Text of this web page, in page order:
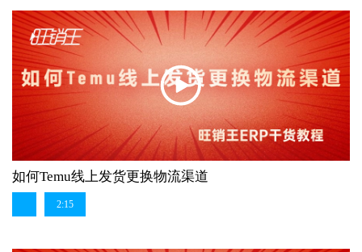
如何Temu线上发货更换物流渠道
2:15